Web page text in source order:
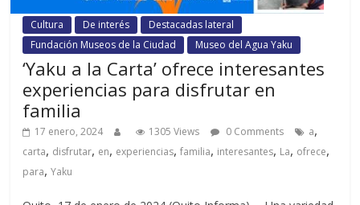
Cultura De interés
Destacadas lateral
Fundación Museos de la Ciudad
Museo del Agua Yaku
‘Yaku a la Carta’ ofrece interesantes
experiencias para disfrutar en
familia
17 enero, 2024 1305 Views 0 Comments a,
carta, disfrutar, en, experiencias,familia, interesantes, La, ofrece,
para,Yaku